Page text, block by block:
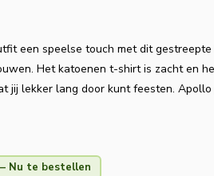
een speelse touch met dit
Het katoenen t-shirt is zacht en
jij lekker lang door kunt feesten. Apollo
Nu te bestellen